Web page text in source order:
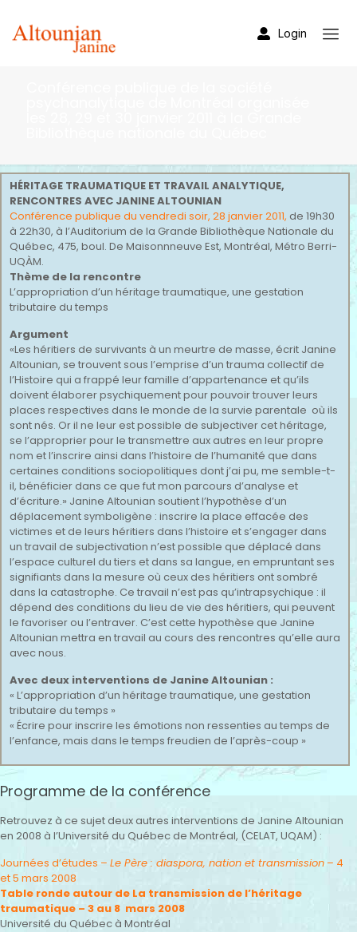
Login
HÉRITAGE TRAUMATIQUE ET TRAVAIL ANALYTIQUE,
RENCONTRES AVEC JANINE ALTOUNIAN
Conférence publique du vendredi soir, 28 janvier 2011, de 19h30
à 22h30, à l’Auditorium de la Grande Bibliothèque Nationale du
Québec, 475, boul. De Maisonnneuve Est, Montréal, Métro Berri-
UQÀM.
Thème de la rencontre
L’appropriation d’un héritage traumatique, une gestation
tributaire du temps
Argument
«Les héritiers de survivants à un meurtre de masse, écrit Janine
Altounian, se trouvent sous l’emprise d’un trauma collectif de
l’Histoire qui a frappé leur famille d’appartenance et qu’ils
doivent élaborer psychiquement pour pouvoir trouver leurs
places respectives dans le monde de la survie parentale où ils
sont nés. Or il ne leur est possible de subjectiver cet héritage,
se l’approprier pour le transmettre aux autres en leur propre
nom et l’inscrire ainsi dans l’histoire de l’humanité que dans
certaines conditions sociopolitiques dont j’ai pu, me semble-t-
il, bénéficier dans ce que fut mon parcours d’analyse et
d’écriture.» Janine Altounian soutient l’hypothèse d’un
déplacement symboligène : inscrire la place effacée des
victimes et de leurs héritiers dans l’histoire et s’engager dans
un travail de subjectivation n’est possible que déplacé dans
l’espace culturel du tiers et dans sa langue, en empruntant ses
signifiants dans la mesure où ceux des héritiers ont sombré
dans la catastrophe. Ce travail n’est pas qu’intrapsychique : il
dépend des conditions du lieu de vie des héritiers, qui peuvent
le favoriser ou l’entraver. C’est cette hypothèse que Janine
Altounian mettra en travail au cours des rencontres qu’elle aura
avec nous.
Avec deux interventions de Janine Altounian :
« L’appropriation d’un héritage traumatique, une gestation
tributaire du temps »
« Écrire pour inscrire les émotions non ressenties au temps de
l’enfance, mais dans le temps freudien de l’après-coup »
Programme de la conférence
Retrouvez à ce sujet deux autres interventions de Janine Altounian
en 2008 à l’Université du Québec de Montréal, (CELAT, UQAM) :
Journées d’études – Le Père : diaspora, nation et transmission – 4
et 5 mars 2008
Table ronde autour de La transmission de l’héritage
traumatique – 3 au 8 mars 2008
Université du Québec à Montréal